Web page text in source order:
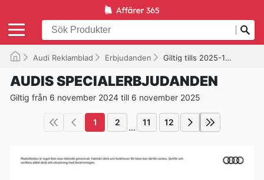
Audi Reklamblad Erbjudanden Giltig tills 2025-11-06
AUDIS SPECIALERBJUDANDEN
Giltig från 6 november 2024 till 6 november 2025
1 2 ... 11 12